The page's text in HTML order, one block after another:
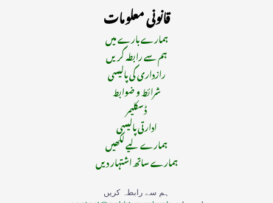
قانونی معلومات
ہمارے بارے میں
ہم سے رابطہ کریں
رازداری کی پالیسی
شرائط و ضوابط
ڈسکلیمر
ادارتی پالیسی
ہمارے لیے لکھیں
ہمارے ساتھ اشتہار دیں
ہم سے رابطہ کریں